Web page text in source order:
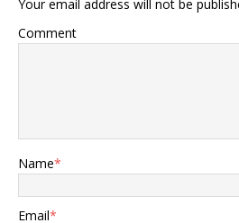
Your email address will not be
Comment
Name*
Email*